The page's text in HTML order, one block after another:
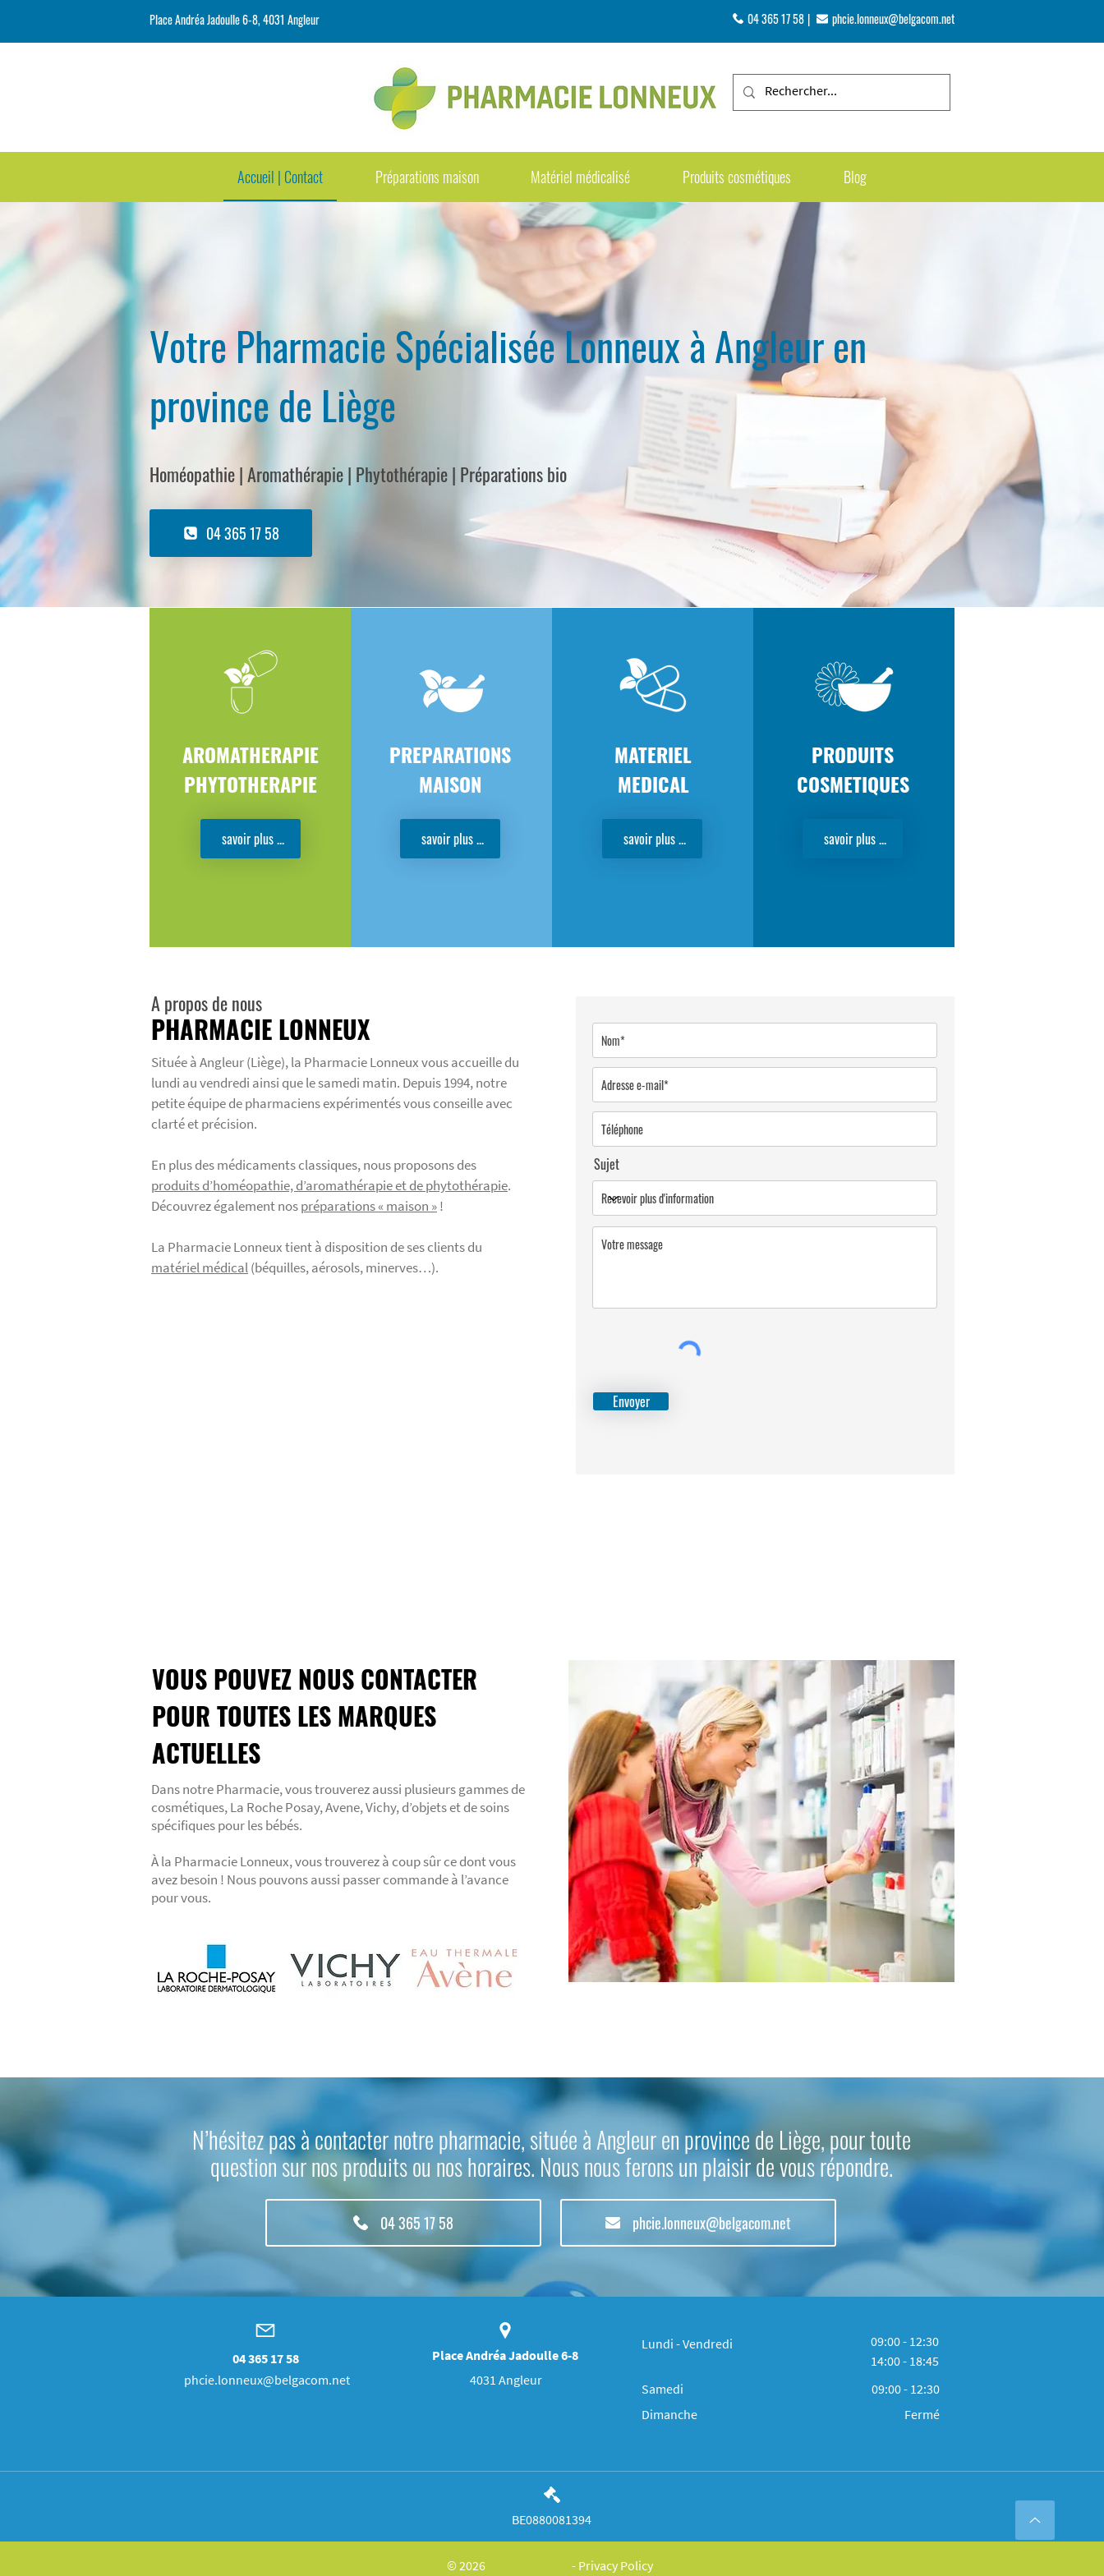
Place Andréa Jadoulle 6-8, 4031 Angleur 04 365 17 58 | phcie.lonneux@belgacom.net
Accueil | Contact Préparations maison Matériel médicalisé Produits cosmétiques Blog
Votre Pharmacie Spécialisée Lonneux à Angleur en
province de Liège
Homéopathie | Aromathérapie | Phytothérapie | Préparations bio
04 365 17 58
AROMATHERAPIE
PHYTOTHERAPIE
savoir plus ...
PREPARATIONS
MAISON
savoir plus ...
MATERIEL
MEDICAL
savoir plus ...
PRODUITS
COSMETIQUES
savoir plus ...
A propos de nous
PHARMACIE LONNEUX
Située à Angleur (Liège), la Pharmacie Lonneux vous accueille du
lundi au vendredi ainsi que le samedi matin. Depuis 1994, notre
petite équipe de pharmaciens expérimentés vous conseille avec
clarté et précision.
En plus des médicaments classiques, nous proposons des
produits d’homéopathie, d’aromathérapie et de phytothérapie.
Découvrez également nospréparations « maison »!
La Pharmacie Lonneux tient à disposition de ses clients du
matériel médical(béquilles, aérosols, minerves…).
Sujet
Envoyer
VOUS POUVEZ NOUS CONTACTER
POUR TOUTES LES MARQUES
ACTUELLES
Dans notre Pharmacie, vous trouverez aussi plusieurs gammes de
cosmétiques, La Roche Posay, Avene, Vichy, d’objets et de soins
spécifiques pour les bébés.
À la Pharmacie Lonneux, vous trouverez à coup sûr ce dont vous
avez besoin ! Nous pouvons aussi passer commande à l’avance
pour vous.
N’hésitez pas à contacter notre pharmacie, située à Angleur en province de Liège, pour toute
question sur nos produits ou nos horaires. Nous nous ferons un plaisir de vous répondre.
04 365 17 58 phcie.lonneux@belgacom.net
04 365 17 58
phcie.lonneux@belgacom.net
Place Andréa Jadoulle 6-8
4031 Angleur
Lundi - Vendredi
09:00 - 12:30
14:00 - 18:45
Samedi
09:00 - 12:30
Dimanche
Fermé
BE0880081394
© 2026 - Privacy Policy